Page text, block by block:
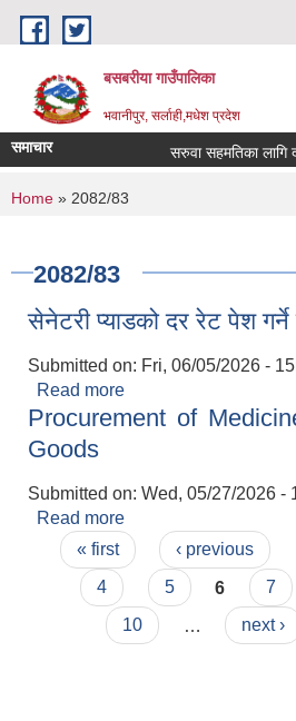
Skip to main content
बसबरीया गाउँपालिका
भवानीपुर, सर्लाही,मधेश प्रदेश
समाचार सरुवा सहमतिका लागि
You are here
Home » 2082/83
2082/83
सेनेटरी प्याडको दर रेट पेश
Submitted on: Fri, 06/05/2026 -
Read more
Procurement of
Goods
Submitted on: Wed, 05/27/2026 -
Read more
Goods
Pages
« first ‹ previous
4
5 6 7
10
next ›